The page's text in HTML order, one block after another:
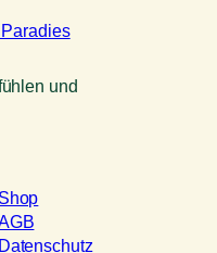
und
Shop
Datenschutz